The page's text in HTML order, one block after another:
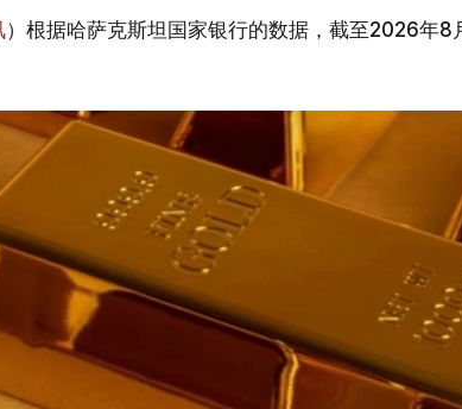
）根据哈萨克斯坦国家银行的数据，截至2026年8